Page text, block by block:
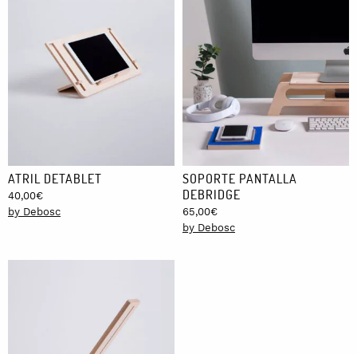
ATRIL DETABLET
40,00€
by Debosc
SOPORTE PANTALLA
DEBRIDGE
65,00€
by Debosc